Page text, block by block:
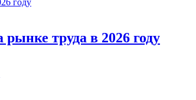
труда в 2026 году